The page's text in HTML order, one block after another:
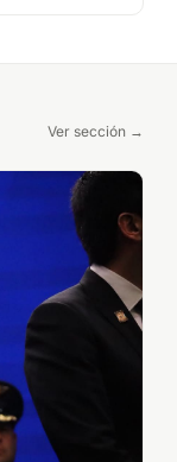
Ver sección →